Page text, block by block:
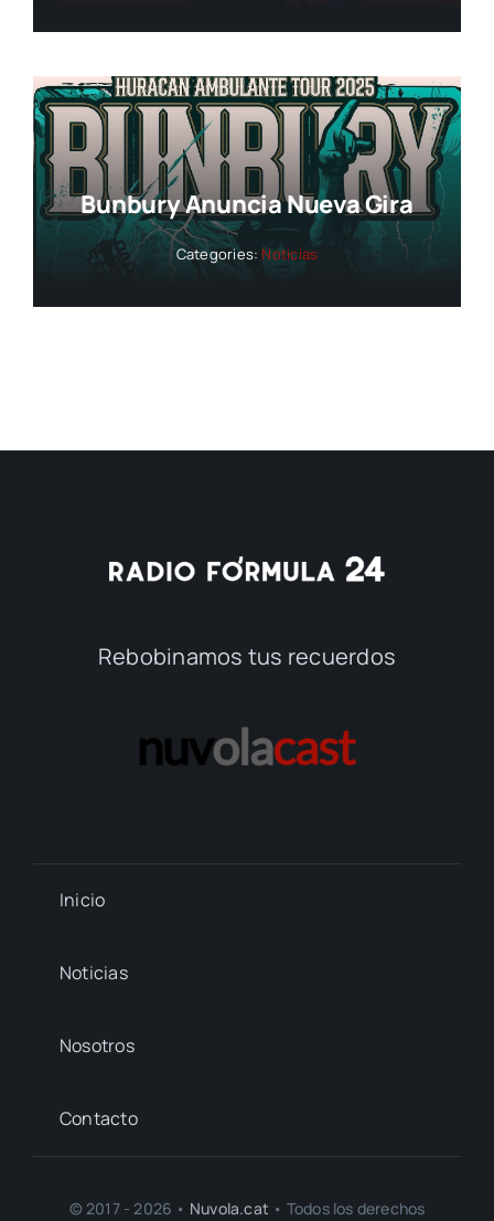
Bunbury Anuncia Nueva Gira
Categories: Noticias
Rebobinamos tus recuerdos
Inicio
Noticias
Nosotros
Contacto
© 2017 - 2026 • Nuvola.cat • Todos los derechos